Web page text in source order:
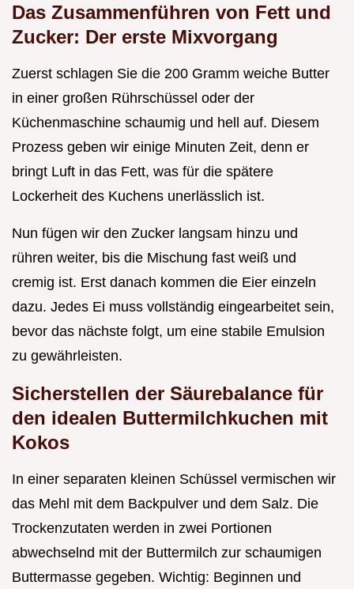
Das Zusammenführen von Fett und
Zucker: Der erste Mixvorgang
Zuerst schlagen Sie die 200 Gramm weiche Butter
in einer großen Rührschüssel oder der
Küchenmaschine schaumig und hell auf. Diesem
Prozess geben wir einige Minuten Zeit, denn er
bringt Luft in das Fett, was für die spätere
Lockerheit des Kuchens unerlässlich ist.
Nun fügen wir den Zucker langsam hinzu und
rühren weiter, bis die Mischung fast weiß und
cremig ist. Erst danach kommen die Eier einzeln
dazu. Jedes Ei muss vollständig eingearbeitet sein,
bevor das nächste folgt, um eine stabile Emulsion
zu gewährleisten.
Sicherstellen der Säurebalance für
den idealen Buttermilchkuchen mit
Kokos
In einer separaten kleinen Schüssel vermischen wir
das Mehl mit dem Backpulver und dem Salz. Die
Trockenzutaten werden in zwei Portionen
abwechselnd mit der Buttermilch zur schaumigen
Buttermasse gegeben. Wichtig: Beginnen und